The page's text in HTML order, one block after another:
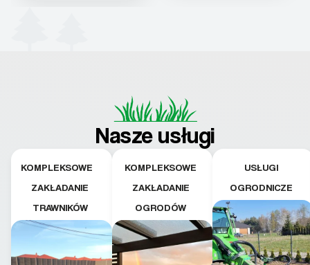
Nasze usługi
KOMPLEKSOWE
ZAKŁADANIE
TRAWNIKÓW
KOMPLEKSOWE
ZAKŁADANIE
OGRODÓW
USŁUGI
OGRODNICZE